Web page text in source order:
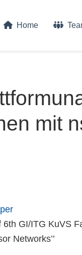
Home
mit
6th GI/ITG KuVS
Networks’’